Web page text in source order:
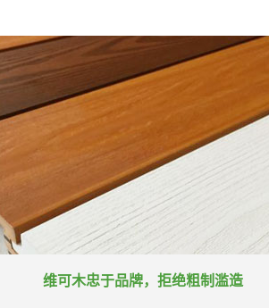
维可木忠于品牌，拒绝粗制滥造